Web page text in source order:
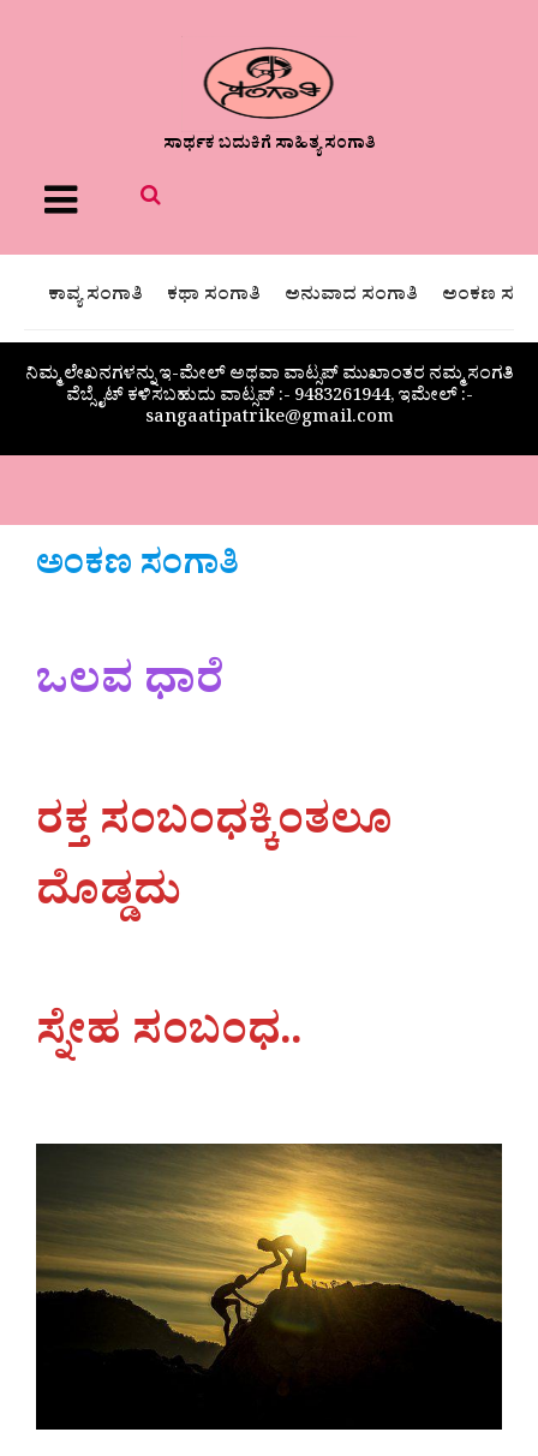
ಸಾರ್ಥಕ ಬದುಕಿಗೆ ಸಾಹಿತ್ಯ ಸಂಗಾತಿ
Menu
ಕಾವ್ಯ ಸಂಗಾತಿ ಕಥಾ ಸಂಗಾತಿ ಅನುವಾದ ಸಂಗಾತಿ ಅಂಕಣ
ನಿಮ್ಮ ಲೇಖನಗಳನ್ನು ಇ-ಮೇಲ್ ಅಥವಾ ವಾಟ್ಸಪ್ ಮುಖಾಂತರ ನಮ್ಮ ಸಂಗತಿ
ವೆಬ್ಸೈಟ್ ಕಳಿಸಬಹುದು ವಾಟ್ಸಪ್‌ :- 9483261944, ಇಮೇಲ್ :-
sangaatipatrike@gmail.com
ಅಂಕಣ ಸಂಗಾತಿ
ಒಲವ ಧಾರೆ
ರಕ್ತ ಸಂಬಂಧಕ್ಕಿಂತಲೂ
ದೊಡ್ಡದು
ಸ್ನೇಹ ಸಂಬಂಧ..